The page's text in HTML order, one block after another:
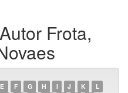
Frota,
E F G H I J K
L